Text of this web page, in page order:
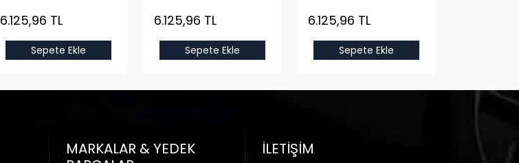
6.125,96 TL
Sepete Ekle
6.125,96 TL
Sepete Ekle
6.125,96 TL
Sepete Ekle
MARKALAR & YEDEK
İLETIŞIM